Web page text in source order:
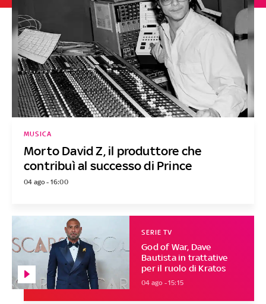
Morto David Z, il produttore che
contribuì al successo di Prince
MUSICA
04 ago - 16:00
God of War, Dave
Bautista in trattative
per il ruolo di Kratos
SERIE TV
04 ago - 15:15